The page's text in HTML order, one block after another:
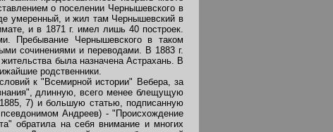
о поселении Чернышевского в
умеренный, и жил там Чернышевский в
и в 1871 г. имел лишь 40 построек.
Пребывание Чернышевского в таком
сочинениями и переводами. В 1883 г.
была назначена Астрахань. В
родственники.
к "Всемирной истории" Вебера, за
длинную, всего менее блещущую
7) и большую статью, подписанную
Андреев) - "Происхождение
обратила на себя внимание и многих